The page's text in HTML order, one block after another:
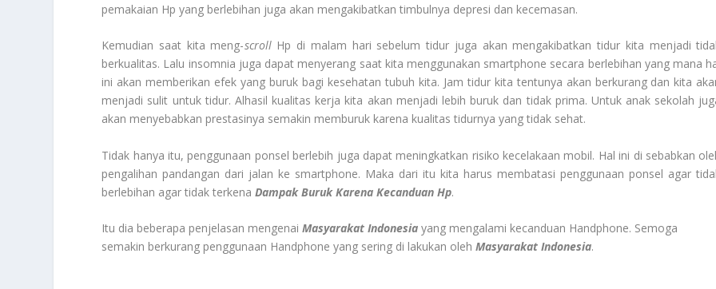
pemakaian Hp yang berlebihan juga akan mengakibatkan timbulnya depresi dan kecemasan.
Kemudian saat kita meng-scrollHp di malam hari sebelum tidur juga akan mengakibatkan tidur kita menjadi
berkualitas. Lalu insomnia juga dapat menyerang saat kita menggunakan smartphone secara berlebihan yang mana
ini akan memberikan efek yang buruk bagi kesehatan tubuh kita. Jam tidur kita tentunya akan berkurang dan kita
menjadi sulit untuk tidur. Alhasil kualitas kerja kita akan menjadi lebih buruk dan tidak prima. Untuk anak sekolah
akan menyebabkan prestasinya semakin memburuk karena kualitas tidurnya yang tidak sehat.
Tidak hanya itu, penggunaan ponsel berlebih juga dapat meningkatkan risiko kecelakaan mobil. Hal ini di sebabkan
pengalihan pandangan dari jalan ke smartphone. Maka dari itu kita harus membatasi penggunaan ponsel agar
berlebihan agar tidak terkenaDampak Buruk Karena Kecanduan Hp.
Itu dia beberapa penjelasan mengenaiMasyarakat Indonesia yang mengalami kecanduan Handphone. Semoga
semakin berkurang penggunaan Handphone yang sering di lakukan olehMasyarakat Indonesia.